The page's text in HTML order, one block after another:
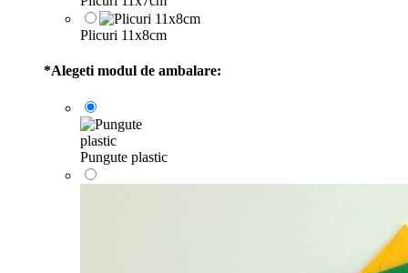
Plicuri 11x8cm
*Alegeti modul de ambalare:
Pungute plastic